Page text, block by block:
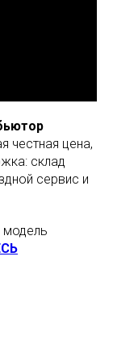
честная цена,
склад
сервис и
модель